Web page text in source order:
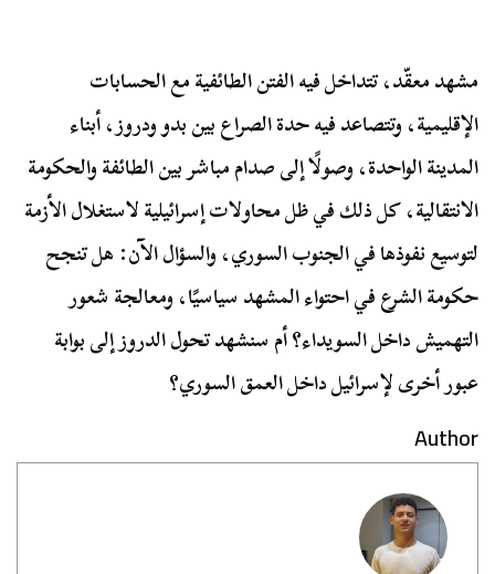
مشهد معقّد، تتداخل فيه الفتن الطائفية مع الحسابات
الإقليمية، وتتصاعد فيه حدة الصراع بين بدو ودروز، أبناء
المدينة الواحدة، وصولًا إلى صدام مباشر بين الطائفة والحكومة
الانتقالية، كل ذلك في ظل محاولات إسرائيلية لاستغلال الأزمة
لتوسيع نفوذها في الجنوب السوري، والسؤال الآن: هل تنجح
حكومة الشرع في احتواء المشهد سياسيًا، ومعالجة شعور
التهميش داخل السويداء؟ أم سنشهد تحول الدروز إلى بوابة
عبور أخرى لإسرائيل داخل العمق السوري؟
Author